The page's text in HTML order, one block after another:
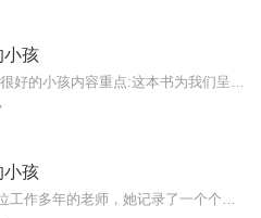
小孩
小孩